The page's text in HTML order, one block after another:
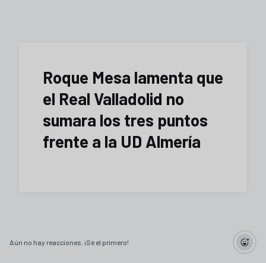
Roque Mesa lamenta que
el Real Valladolid no
sumara los tres puntos
frente a la UD Almería
Aún no hay reacciones. ¡Sé el primero!